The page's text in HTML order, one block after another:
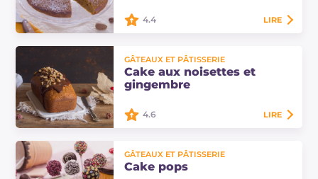
Cake à la citrouille : un dessert
moelleux et gourmand à la
citrouille pour le petit déjeuner ou
le goûter. Découvrez comme il est
4.4 LIRE
GÂTEAUX ET PÂTISSERIE
Cake aux noisettes et
gingembre
est un gâteau haut, moelleux et
parfumé. Recouvert de chocolat, il
4.6 LIRE
GÂTEAUX ET PÂTISSERIE
Cake pops